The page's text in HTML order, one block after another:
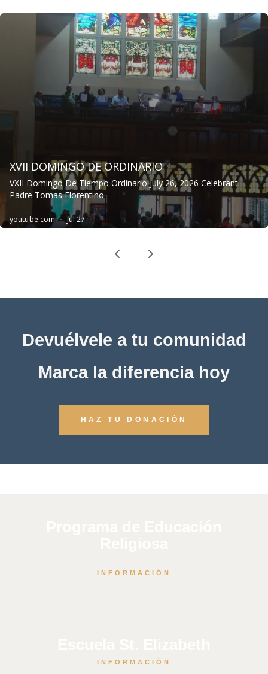
Devuélvele a tu comunidad
Marca la diferencia hoy
HAZ TU DONACIÓN
INFORMACIÓN
INFORMACIÓN